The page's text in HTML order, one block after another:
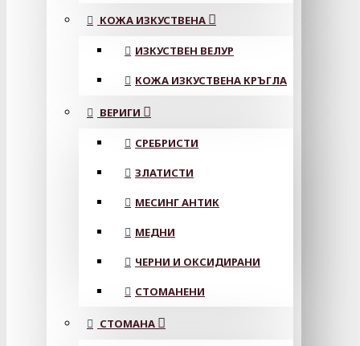
КОЖА ИЗКУСТВЕНА
ИЗКУСТВЕН ВЕЛУР
КОЖА ИЗКУСТВЕНА КРЪГЛА
ВЕРИГИ
СРЕБРИСТИ
ЗЛАТИСТИ
МЕСИНГ АНТИК
МЕДНИ
ЧЕРНИ И ОКСИДИРАНИ
СТОМАНЕНИ
СТОМАНА